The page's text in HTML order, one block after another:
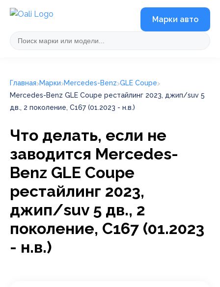
Марки авто
Главная Марки Mercedes-Benz GLE Coupe
Mercedes-Benz GLE Coupe рестайлинг 2023, джип/suv 5
дв., 2 поколение, C167 (01.2023 - н.в.)
Что делать, если не
заводится Mercedes-
Benz GLE Coupe
рестайлинг 2023,
джип/suv 5 дв., 2
поколение, C167 (01.2023
- н.в.)